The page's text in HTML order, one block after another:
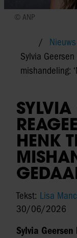
© ANP
Nieuws
Sylvia
mishandeling:
SYLVIA
HENK
Tekst: Lisa
30/06/2026
Sylvia